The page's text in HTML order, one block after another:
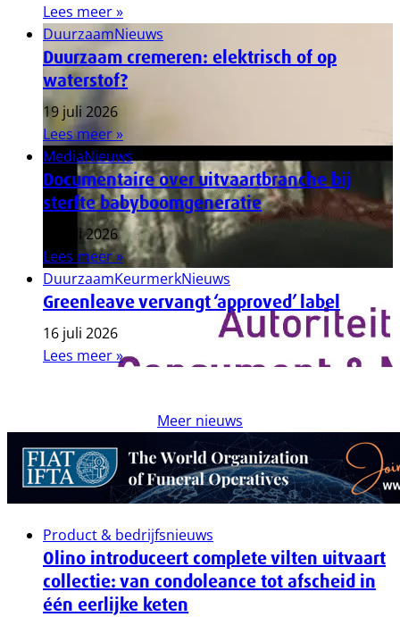
Lees meer »
DuurzaamNieuws
Duurzaam cremeren: elektrisch of op
waterstof?
19 juli 2026
Lees meer »
MediaNieuws
Documentaire over uitvaartbranche bij
sterfte babyboomgeneratie
17 juli 2026
Lees meer »
DuurzaamKeurmerkNieuws
Greenleave vervangt ‘approved’ label
16 juli 2026
Lees meer »
Meer nieuws
Product & bedrijfsnieuws
Olino introduceert complete vilten uitvaart
collectie: van condoleance tot afscheid in
één eerlijke keten